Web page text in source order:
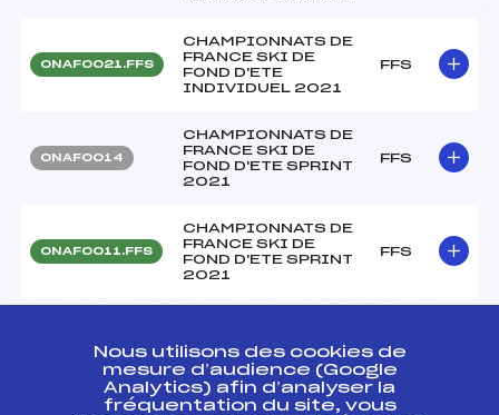
ONAF0021.FFS
CHAMPIONNATS DE
FRANCE SKI DE
FOND D'ETE
INDIVIDUEL 2021
FFS
ONAF0014
CHAMPIONNATS DE
FRANCE SKI DE
FOND D'ETE SPRINT
2021
FFS
ONAF0011.FFS
CHAMPIONNATS DE
FRANCE SKI DE
FOND D'ETE SPRINT
2021
FFS
Course Cat.
Nous utilisons des cookies de
mesure d’audience (Google
Analytics) afin d’analyser la
fréquentation du site, vous